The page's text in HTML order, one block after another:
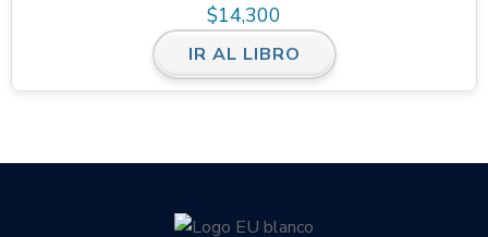
$14,300
IR AL LIBRO